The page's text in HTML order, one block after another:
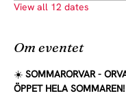
View all 12 dates
Om eventet
☀️ SOMMARORVAR -
ÖPPET HELA SOMMAREN!